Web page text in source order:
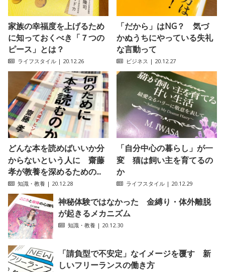
家族の幸福度を上げるため
に知っておくべき「７つの
ピース」とは？
ライフスタイル | 20.12.26
「だから」はNG？ 気づ
かぬうちにやっている失礼
な言動って
ビジネス | 20.12.27
どんな本を読めばいいか分
からないという人に 齋藤
孝が教養を深めるための...
知識・教養 | 20.12.28
「自分中心の暮らし」が一
変 猫は飼い主を育てるの
か
ライフスタイル | 20.12.29
神秘体験ではなかった 金縛り・体外離脱
が起きるメカニズム
知識・教養 | 20.12.30
「請負型で不安定」なイメージを覆す 新
しいフリーランスの働き方